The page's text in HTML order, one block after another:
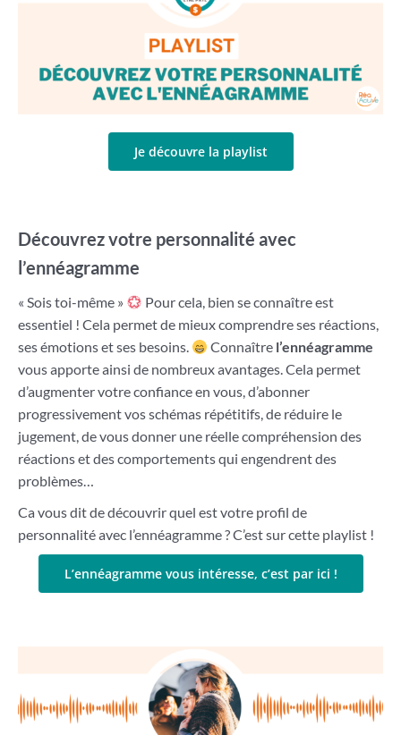
Je découvre la playlist
Découvrez votre personnalité avec
l’ennéagramme
« Sois toi-même »
Pour cela, bien se connaître est
essentiel ! Cela permet de mieux comprendre ses réactions,
ses émotions et ses besoins.
Connaître l’ennéagramme
vous apporte ainsi de nombreux avantages. Cela permet
d’augmenter votre confiance en vous, d’abonner
progressivement vos schémas répétitifs, de réduire le
jugement, de vous donner une réelle compréhension des
réactions et des comportements qui engendrent des
problèmes…
Ca vous dit de découvrir quel est votre profil de
personnalité avec l’ennéagramme ? C’est sur cette playlist !
L’ennéagramme vous intéresse, c’est par ici !